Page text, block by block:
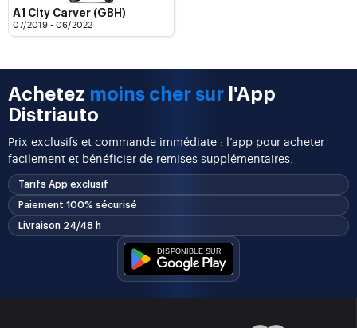
A1 City Carver (GBH)
07/2019 - 06/2022
Achetez moins cher sur l'App
Distriauto
Prix exclusifs et commande immédiate : l’app pour acheter
facilement et bénéficier de remises supplémentaires.
Tarifs App exclusif
Paiement 100% sécurisé
Livraison 24/48 h